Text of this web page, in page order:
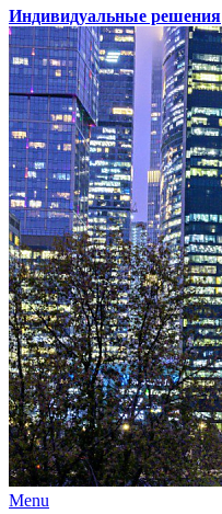
Индивидуальные решения
Menu